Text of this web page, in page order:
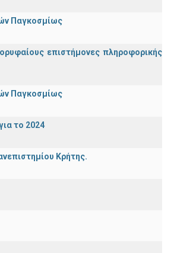
Παγκοσμίως
επιστήμονες πληροφορικής
Παγκοσμίως
το 2024
Κρήτης.